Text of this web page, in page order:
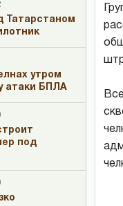
Татарстаном
утром
атаки БПЛА
под